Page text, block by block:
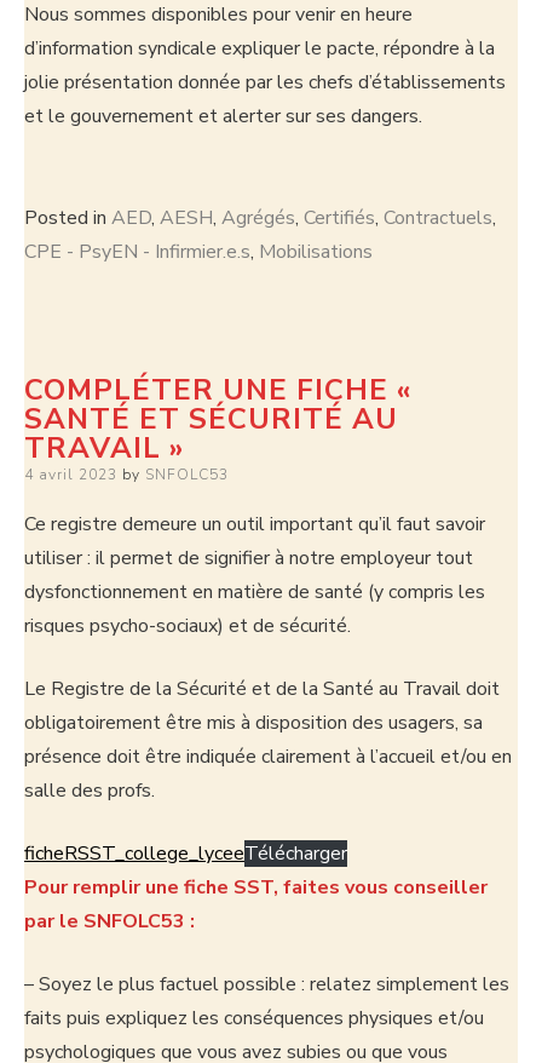
Nous sommes disponibles pour venir en heure
d’information syndicale expliquer le pacte, répondre à la
jolie présentation donnée par les chefs d’établissements
et le gouvernement et alerter sur ses dangers.
Posted in AED, AESH, Agrégés, Certifiés, Contractuels,
CPE - PsyEN - Infirmier.e.s, Mobilisations
COMPLÉTER UNE FICHE «
SANTÉ ET SÉCURITÉ AU
TRAVAIL »
4 avril 2023 by SNFOLC53
Ce registre demeure un outil important qu’il faut savoir
utiliser : il permet de signifier à notre employeur tout
dysfonctionnement en matière de santé (y compris les
risques psycho-sociaux) et de sécurité.
Le Registre de la Sécurité et de la Santé au Travail doit
obligatoirement être mis à disposition des usagers, sa
présence doit être indiquée clairement à l’accueil et/ou en
salle des profs.
ficheRSST_college_lyceeTélécharger
Pour remplir une fiche SST, faites vous conseiller
par le SNFOLC53 :
– Soyez le plus factuel possible : relatez simplement les
faits puis expliquez les conséquences physiques et/ou
psychologiques que vous avez subies ou que vous